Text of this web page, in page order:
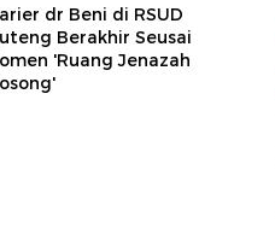
dr Beni di RSUD
Berakhir Seusai
'Ruang Jenazah